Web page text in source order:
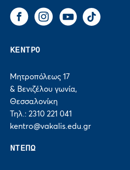
FacebookInstagram
You Tube Tik Tok
ΚΕΝΤΡΟ
Μητροπόλεως 17
& Βενιζέλου γωνία,
Θεσσαλονίκη
Τηλ.: 2310 221 041
kentro@vakalis.edu.gr
ΝΤΕΠΩ